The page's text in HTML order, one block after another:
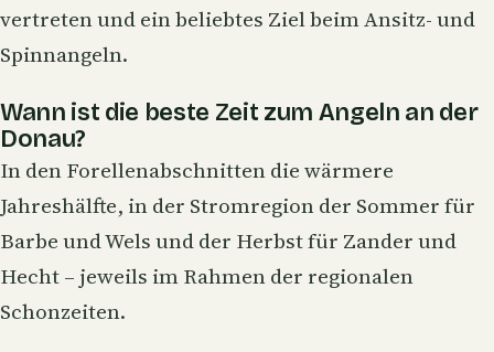
vertreten und ein beliebtes Ziel beim Ansitz- und
Spinnangeln.
Wann ist die beste Zeit zum Angeln an der
Donau?
In den Forellenabschnitten die wärmere
Jahreshälfte, in der Stromregion der Sommer für
Barbe und Wels und der Herbst für Zander und
Hecht – jeweils im Rahmen der regionalen
Schonzeiten.